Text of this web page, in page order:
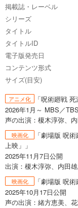
掲載誌・レーベル
シリーズ
タイトル
タイトルID
電子版発売日
コンテンツ形式
サイズ(目安)
アニメ化
「呪術廻戦
2026年1月～ MBS／
声の出演：榎木淳弥、
映画化
「劇場版 呪
上映」」
2025年11月7日公開
出演：榎木淳弥、内田
映画化
「劇場版 呪術
2025年10月17日公開
声の出演：緒方恵美、